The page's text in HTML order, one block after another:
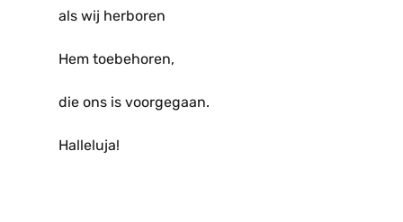
als wij herboren
Hem toebehoren,
die ons is voorgegaan.
Halleluja!